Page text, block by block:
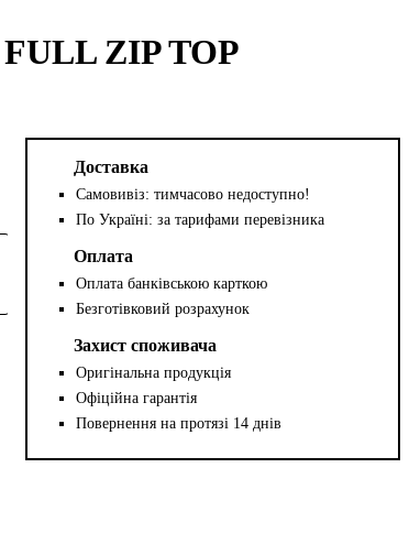
ZIP TOP
Доставка
Самовивіз: тимчасово недоступно!
По Україні: за тарифами перевізника
Оплата
Оплата банківською карткою
Безготівковий розрахунок
Захист споживача
Оригінальна продукція
Офіційна гарантія
Повернення на протязі 14 днів